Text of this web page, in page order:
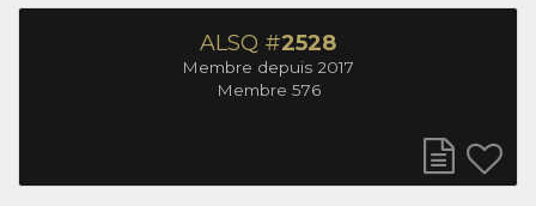
ALSQ #2528
Membre depuis 2017
Membre 576